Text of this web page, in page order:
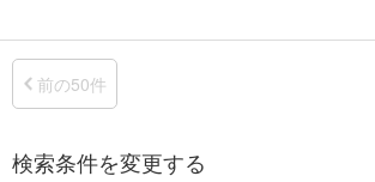
前の50件
検索条件を変更する